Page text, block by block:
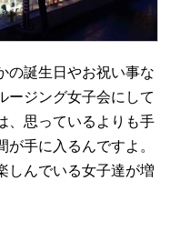
の誕生日やお祝い事な
ージング女子会にして
、思っているよりも手
手に入るんですよ。
しんでいる女子達が増